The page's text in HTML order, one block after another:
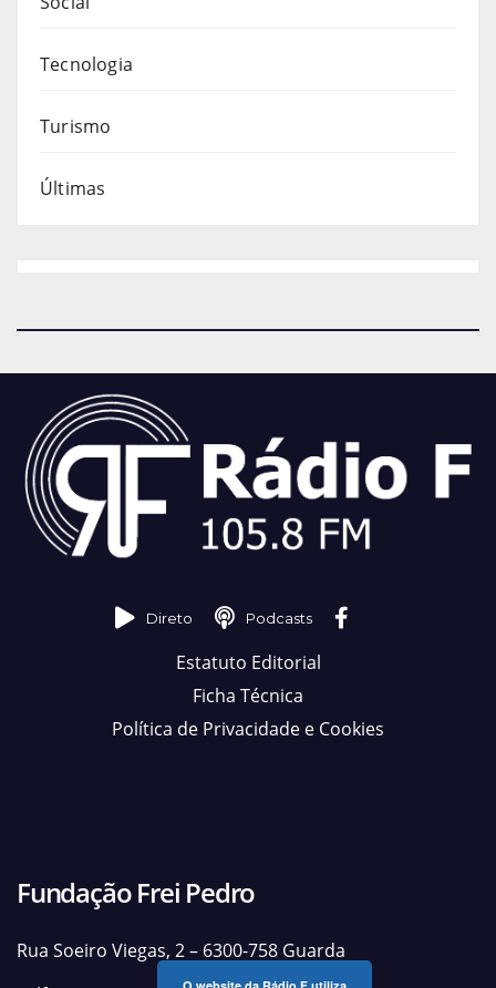
Tecnologia
Turismo
Últimas
Direto Podcasts
Estatuto Editorial
Ficha Técnica
Política de Privacidade e Cookies
Fundação Frei Pedro
Rua Soeiro Viegas, 2 – 6300-758 Guarda